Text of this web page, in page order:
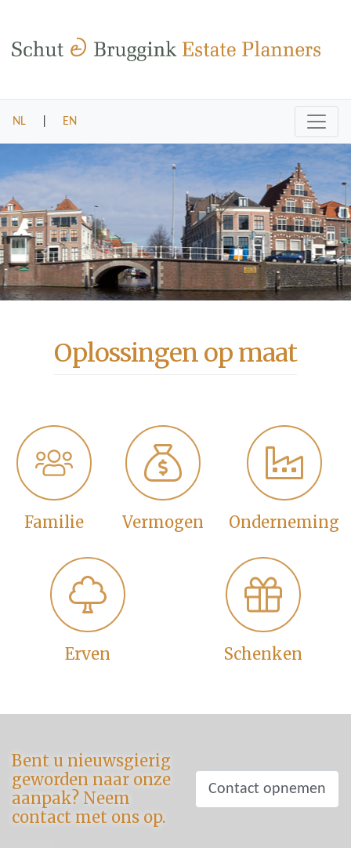
NL EN
Oplossingen op maat
Familie Vermogen Onderneming
Erven Schenken
Bent u nieuwsgierig
geworden naar onze
aanpak? Neem
contact met ons op.
Contact opnemen